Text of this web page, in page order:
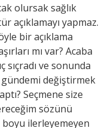
olursak sağlık
açıklamayı yapmaz.
bir açıklama
mı var? Acaba
sıçradı ve sonunda
değiştirmek
Seçmene size
sözünü
boyu ilerleyemeyen